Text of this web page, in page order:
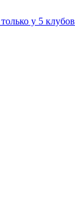
у 5 клубов